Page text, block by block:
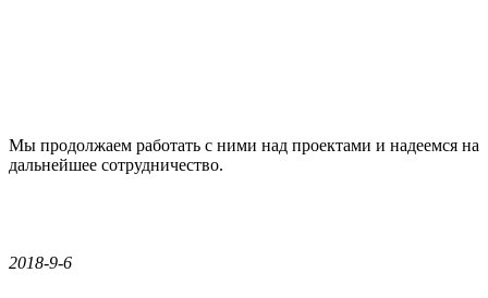
Мы продолжаем работать с ними над проектами и надеемся на
дальнейшее сотрудничество.
2018-9-6